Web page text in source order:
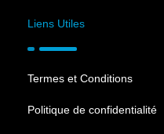
Liens Utiles
Termes et Conditions
Politique de confidentialité